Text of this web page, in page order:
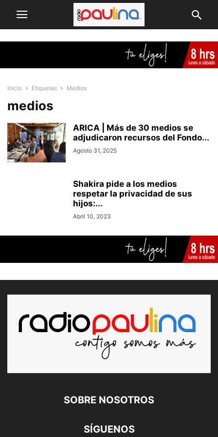
Inicio Etiquetas Medios
medios
ARICA | Más de 30 medios se
adjudicaron recursos del Fondo...
Agosto 31, 2025
Shakira pide a los medios
respetar la privacidad de sus
hijos:...
Abril 10, 2023
SOBRE NOSOTROS
SÍGUENOS